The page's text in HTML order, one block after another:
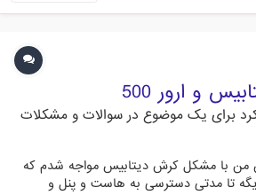
و ارور 500
برای یک موضوع در سوالات و مشکلات
من با مشکل کرش دیتابیس مواجه شدم که
تا مدتی دسترسی به هاست و پنل و